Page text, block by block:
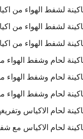
لشفط الهواء من
لشفط الهواء من
لشفط الهواء من
لحام وشفط الهواء
لحام وشفط
لحام وشفط الهواء
لحام الاكياس
لحام الاكياس مع